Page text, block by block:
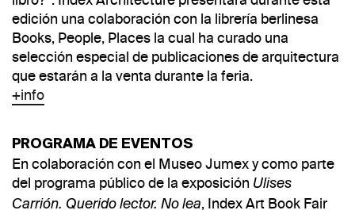
edición una colaboración con la librería berlinesa
Books, People, Places la cual ha curado una
selección especial de publicaciones de arquitectura
que estarán a la venta durante la feria.
+info
PROGRAMA DE EVENTOS
En colaboración con el Museo Jumex y como parte
del programa público de la exposición Ulises
Carrión. Querido lector. No lea, Index Art Book Fair